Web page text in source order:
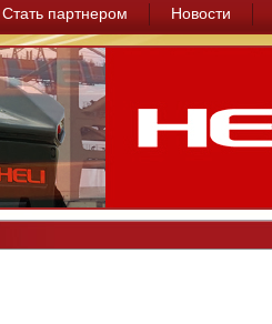
Стать партнером Новости